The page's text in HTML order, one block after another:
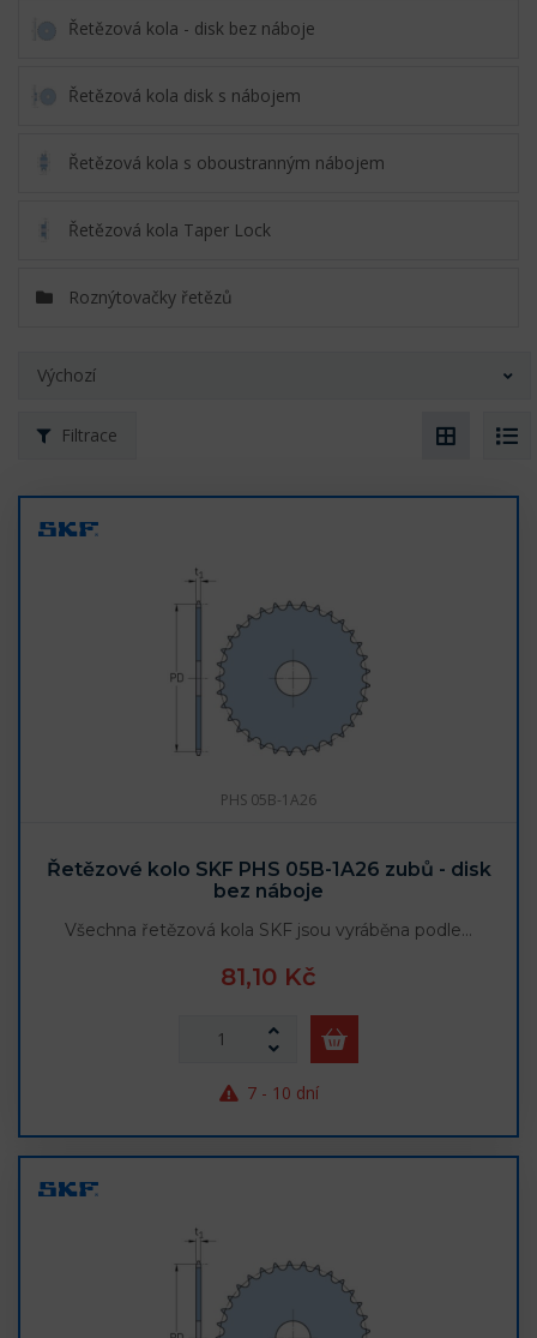
Řetězová kola - disk bez náboje
Řetězová kola disk s nábojem
Řetězová kola s oboustranným nábojem
Řetězová kola Taper Lock
Roznýtovačky řetězů
Výchozí
Filtrace
PHS 05B-1A26
Řetězové kolo SKF PHS 05B-1A26 zubů - disk
bez náboje
Všechna řetězová kola SKF jsou vyráběna podle…
81,10 Kč
7 - 10 dní